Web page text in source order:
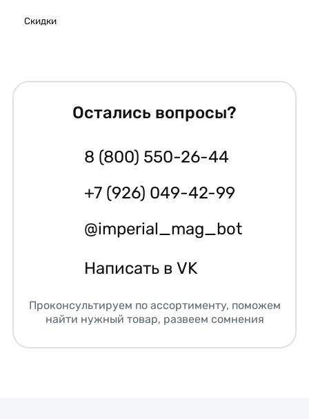
Скидки
Остались вопросы?
8 (800) 550-26-44
+7 (926) 049-42-99
@imperial_mag_bot
Написать в VK
Проконсультируем по ассортименту, поможем
найти нужный товар, развеем сомнения